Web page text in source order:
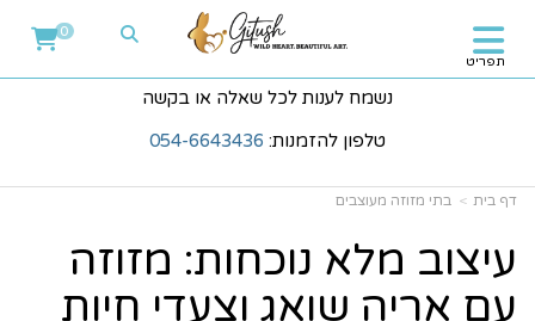
נשמח לענות לכל שאלה או בקשה
טלפון להזמנות: 054-6643436
תפריט
0
דף בית בתי מזוזה מעוצבים
עיצוב מלא נוכחות: מזוזה
עם אריה שואג וצעדי חיות